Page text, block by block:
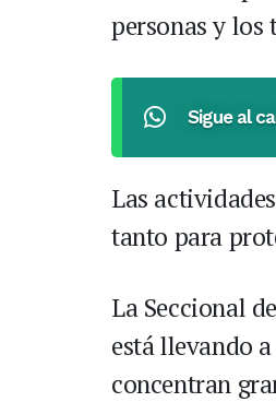
personas y
Sigue al
Las
tanto para
La Seccional
está llevando
concentran